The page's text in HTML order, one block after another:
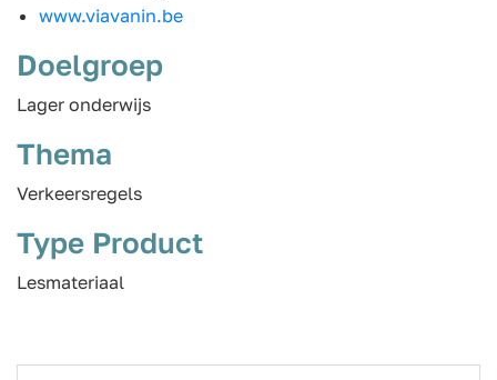
www.viavanin.be
Doelgroep
Lager onderwijs
Thema
Verkeersregels
Type Product
Lesmateriaal